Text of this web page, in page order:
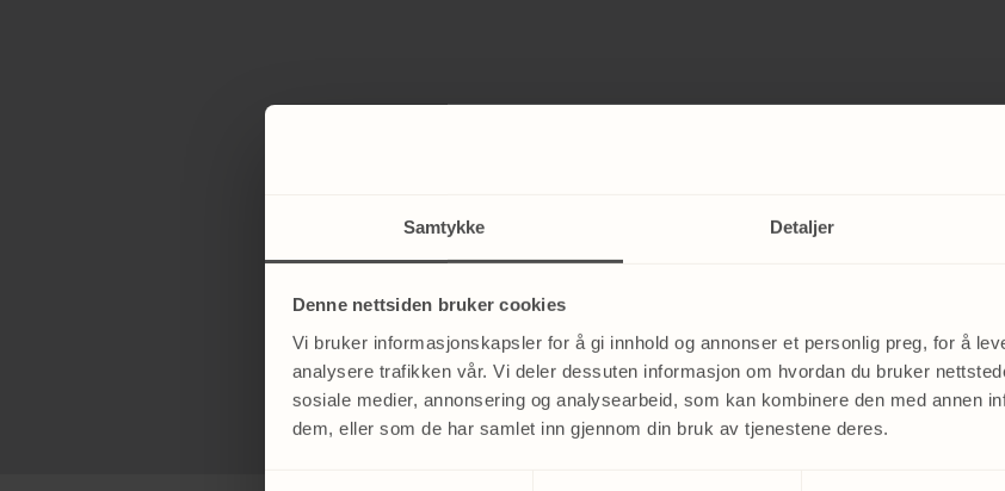
Samtykke Detaljer
Denne nettsiden bruker cookies
Vi bruker informasjonskapsler for å gi innhold og annonser et personlig preg, for å
analysere trafikken vår. Vi deler dessuten informasjon om hvordan du bruker
sosiale medier, annonsering og analysearbeid, som kan kombinere den med annen
dem, eller som de har samlet inn gjennom din bruk av tjenestene deres.